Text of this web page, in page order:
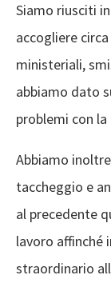
Siamo riusciti
accogliere
ministeriali,
abbiamo dato
problemi con
Abbiamo
taccheggio e
al precedente
lavoro affinché
straordinario